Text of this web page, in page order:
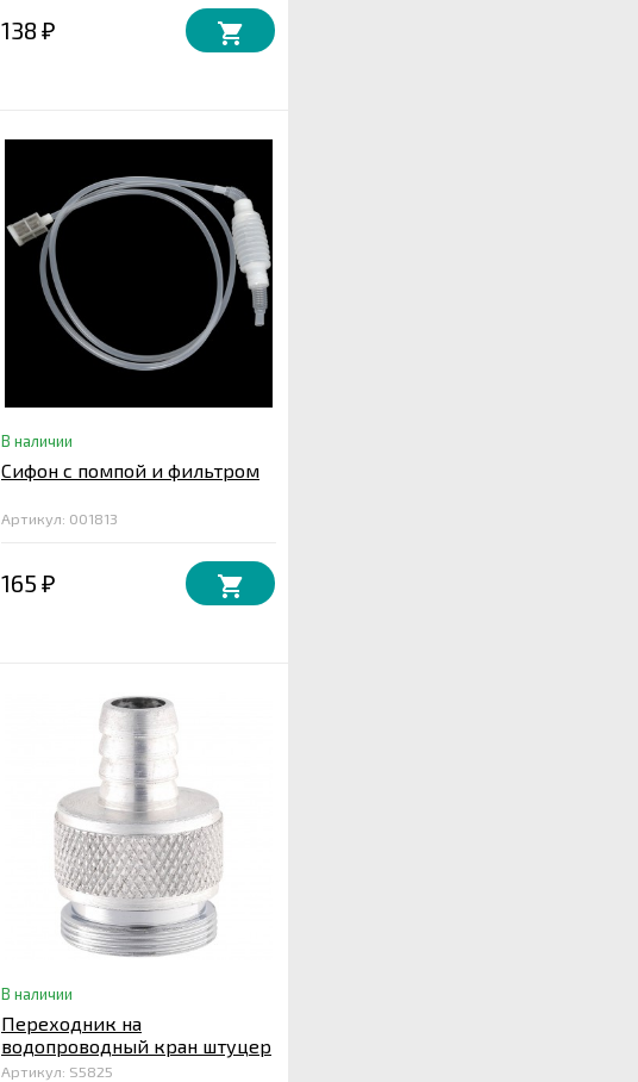
138 ₽
В наличии
Сифон с помпой и фильтром
Артикул: 001813
165 ₽
В наличии
Переходник на
водопроводный кран штуцер
12 мм
Артикул: S5825